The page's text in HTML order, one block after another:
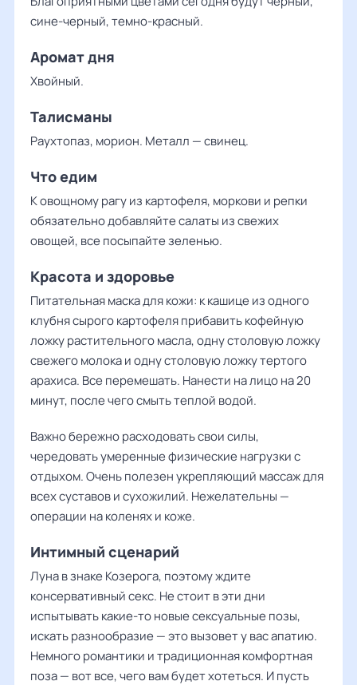
сине-черный, темно-красный.
Аромат дня
Хвойный.
Талисманы
Раухтопаз, морион. Металл — свинец.
Что едим
К овощному рагу из картофеля, моркови и репки
обязательно добавляйте салаты из свежих
овощей, все посыпайте зеленью.
Красота и здоровье
Питательная маска для кожи: к кашице из одного
клубня сырого картофеля прибавить кофейную
ложку растительного масла, одну столовую ложку
свежего молока и одну столовую ложку тертого
арахиса. Все перемешать. Нанести на лицо на 20
минут, после чего смыть теплой водой.
Важно бережно расходовать свои силы,
чередовать умеренные физические нагрузки с
отдыхом. Очень полезен укрепляющий массаж для
всех суставов и сухожилий. Нежелательны —
операции на коленях и коже.
Интимный сценарий
Луна в знаке Козерога, поэтому ждите
консервативный секс. Не стоит в эти дни
испытывать какие-то новые сексуальные позы,
искать разнообразие — это вызовет у вас апатию.
Немного романтики и традиционная комфортная
поза — вот все, чего вам будет хотеться. И пусть